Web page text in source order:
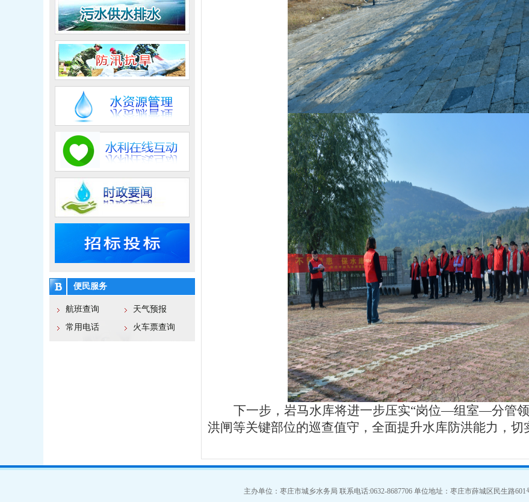
便民服务
航班查询
天气预报
常用电话
火车票查询
下一步，岩马水库将进一步压实“岗位—组室—分管
洪闸等关键部位的巡查值守，全面提升水库防洪能力，切
主办单位：枣庄市城乡水务局 联系电话:0632-8687706 单位地址：枣庄市薛城区民生路601